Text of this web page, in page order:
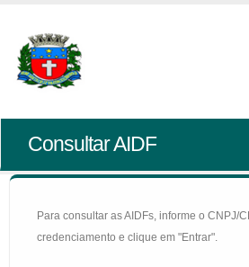
Consultar AIDF
Para consultar as AIDFs, informe o CNPJ/
credenciamento e clique em "Entrar".